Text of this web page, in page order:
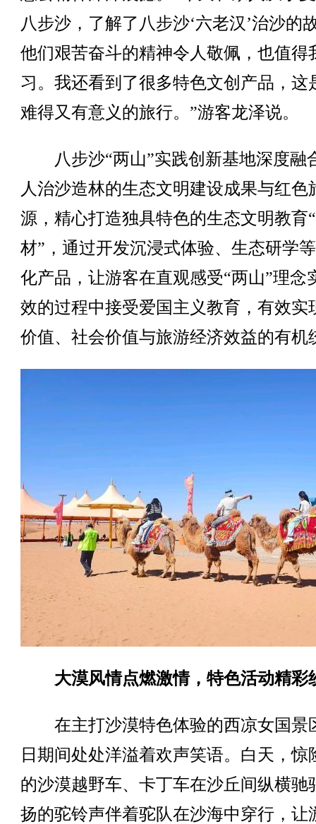
八步沙，了解了八步沙‘六老汉’治沙的
他们艰苦奋斗的精神令人敬佩，也值得
习。我还看到了很多特色文创产品，这
难得又有意义的旅行。”游客龙泽说。
八步沙“两山”实践创新基地深度融
人治沙造林的生态文明建设成果与红色
源，精心打造独具特色的生态文明教育
材”，通过开发沉浸式体验、生态研学
化产品，让游客在直观感受“两山”理念
效的过程中接受爱国主义教育，有效实
价值、社会价值与旅游经济效益的有机
大漠风情点燃激情，特色活动精彩
在主打沙漠特色体验的西凉女国景
日期间处处洋溢着欢声笑语。白天，惊
的沙漠越野车、卡丁车在沙丘间纵横驰
扬的驼铃声伴着驼队在沙海中穿行，让